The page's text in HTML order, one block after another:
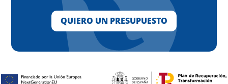
QUIERO UN PRESUPUESTO